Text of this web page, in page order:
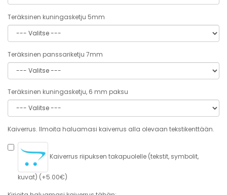
Teräksinen kuningasketju 5mm
Teräksinen panssariketju 7mm
Teräksinen kuningasketju, 6 mm paksu
Kaiverrus. Ilmoita haluamasi kaiverrus alla olevaan tekstikenttään.
Kaiverrus riipuksen takapuolelle (tekstit, symbolit,
kuvat) (+5.00€)